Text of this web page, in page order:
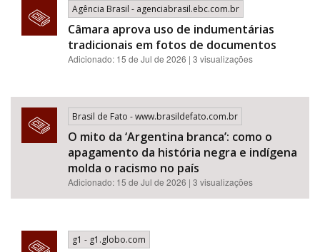
Agência Brasil - agenciabrasil.ebc.com.br
Câmara aprova uso de indumentárias
tradicionais em fotos de documentos
Adicionado: 15 de Jul de 2026 | 3 visualizações
Brasil de Fato - www.brasildefato.com.br
O mito da ‘Argentina branca’: como o
apagamento da história negra e indígena
molda o racismo no país
Adicionado: 15 de Jul de 2026 | 3 visualizações
g1 - g1.globo.com